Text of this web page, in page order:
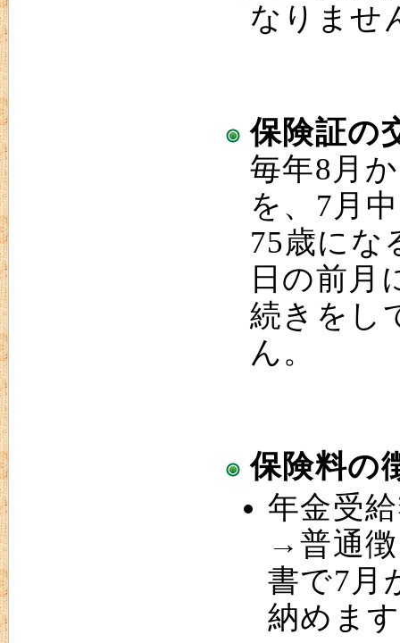
なりませ
保険証の
毎年8月
を、7月
75歳にな
日の前月
続きをし
ん。
保険料の
年金受
→普通
書で7月
納めま